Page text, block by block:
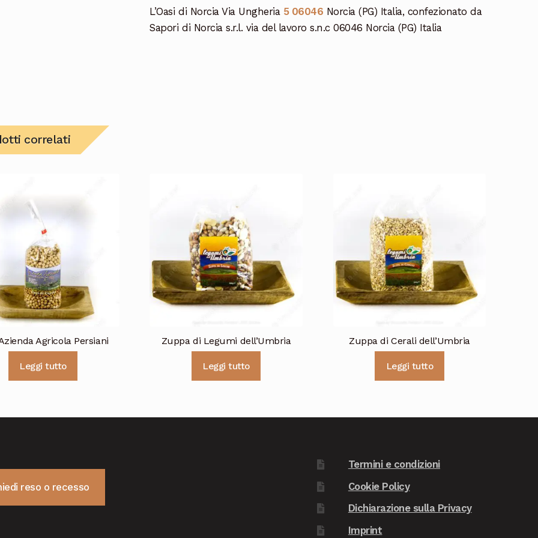
L’Oasi di Norcia Via Ungheria 5 06046 Norcia (PG) Italia, confezionato da
Sapori di Norcia s.r.l. via del lavoro s.n.c 06046 Norcia (PG) Italia
correlati
Agricola Persiani
Leggi tutto
Zuppa di Legumi dell’Umbria
Leggi tutto
Zuppa di Cerali dell’Umbria
Leggi tutto
reso o recesso
Termini e condizioni
Cookie Policy
Dichiarazione sulla Privacy
Imprint